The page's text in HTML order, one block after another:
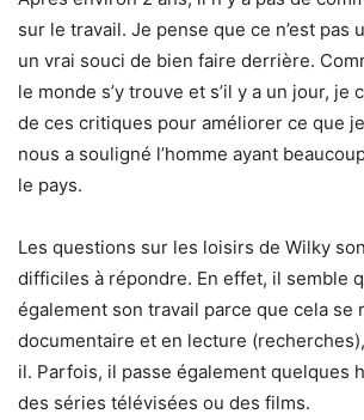
sur le travail. Je pense que ce n’est pas
un vrai souci de bien faire derrière.
le monde s’y trouve et s’il y a un jour, je
de ces critiques pour améliorer ce que
nous a souligné l’homme ayant
le pays.
Les questions sur les loisirs de Wilky
difficiles à répondre. En effet, il semble
également son travail parce que cela se
documentaire et en lecture
il. Parfois, il passe également quelques
des séries télévisées ou des films.